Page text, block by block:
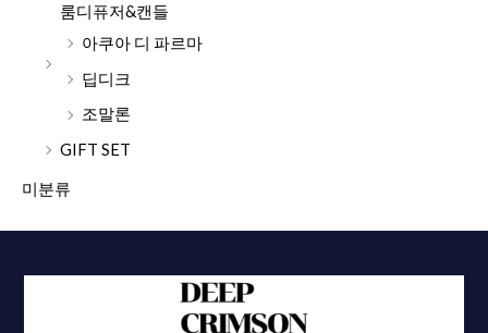
룸디퓨저&캔들
아쿠아 디 파르마
딥디크
조말론
GIFT SET
미분류